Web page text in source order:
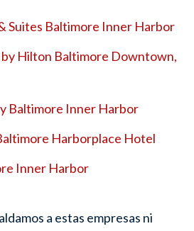
Suites Baltimore Inner Harbor
by Hilton Baltimore Downtown,
Baltimore Inner Harbor
Harborplace Hotel
Inner Harbor
a estas empresas ni